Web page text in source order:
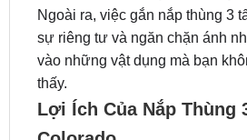
vào những vật dụng mà bạn
thấy.
Lợi Ích Của Nắp Thùng
Colorado